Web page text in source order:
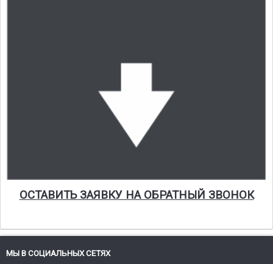
ОСТАВИТЬ ЗАЯВКУ НА ОБРАТНЫЙ ЗВОНОК
МЫ В СОЦИАЛЬНЫХ СЕТЯХ